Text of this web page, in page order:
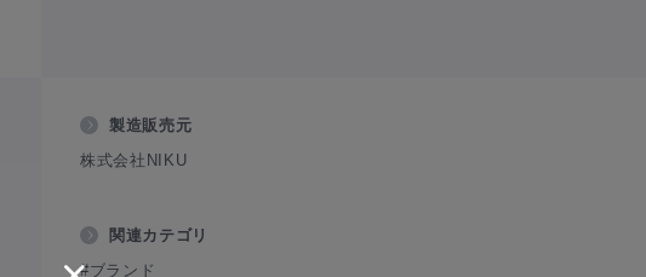
製造販売元
株式会社NIKU
関連カテゴリ
#ブランド